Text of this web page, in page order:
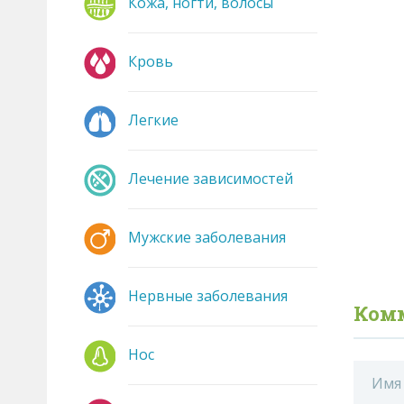
Кровь
Легкие
Лечение зависимостей
Мужские заболевания
Нервные заболевания
Нос